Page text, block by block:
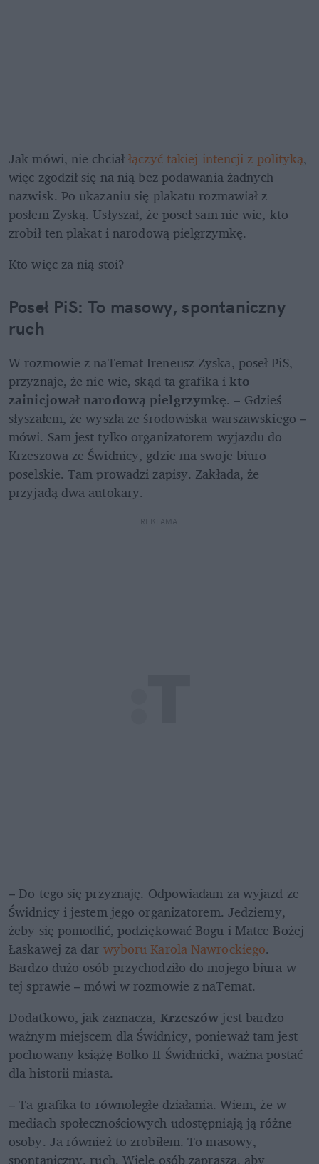
Jak mówi, nie chciał łączyć takiej intencji z polityką,
więc zgodził się na nią bez podawania żadnych
nazwisk. Po ukazaniu się plakatu rozmawiał z
posłem Zyską. Usłyszał, że poseł sam nie wie, kto
zrobił ten plakat i narodową pielgrzymkę.
Kto więc za nią stoi?
Poseł PiS: To masowy, spontaniczny
ruch
W rozmowie z naTemat Ireneusz Zyska, poseł PiS,
przyznaje, że nie wie, skąd ta grafika i kto
zainicjował narodową pielgrzymkę. – Gdzieś
słyszałem, że wyszła ze środowiska warszawskiego –
mówi. Sam jest tylko organizatorem wyjazdu do
Krzeszowa ze Świdnicy, gdzie ma swoje biuro
poselskie. Tam prowadzi zapisy. Zakłada, że
przyjadą dwa autokary.
REKLAMA
– Do tego się przyznaję. Odpowiadam za wyjazd ze
Świdnicy i jestem jego organizatorem. Jedziemy,
żeby się pomodlić, podziękować Bogu i Matce Bożej
Łaskawej za dar wyboru Karola Nawrockiego.
Bardzo dużo osób przychodziło do mojego biura w
tej sprawie – mówi w rozmowie z naTemat.
Dodatkowo, jak zaznacza, Krzeszów jest bardzo
ważnym miejscem dla Świdnicy, ponieważ tam jest
pochowany książę Bolko II Świdnicki, ważna postać
dla historii miasta.
– Ta grafika to równoległe działania. Wiem, że w
mediach społecznościowych udostępniają ją różne
osoby. Ja również to zrobiłem. To masowy,
spontaniczny, ruch. Wiele osób zaprasza, aby